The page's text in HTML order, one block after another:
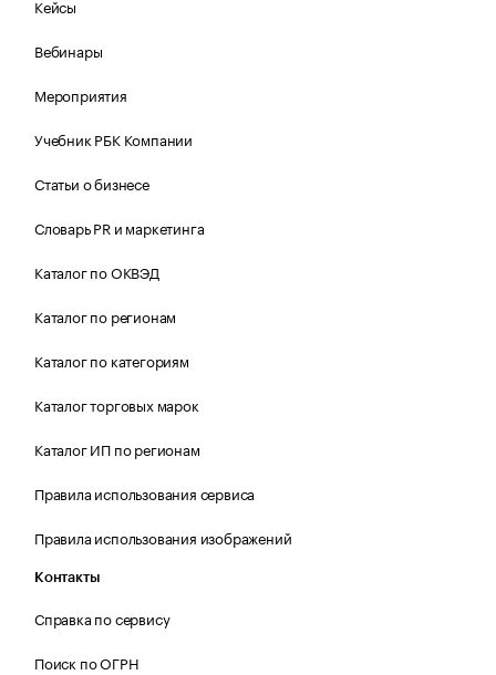
Кейсы
Вебинары
Мероприятия
Учебник РБК Компании
Статьи о бизнесе
Словарь PR и маркетинга
Каталог по ОКВЭД
Каталог по регионам
Каталог по категориям
Каталог торговых марок
Каталог ИП по регионам
Правила использования сервиса
Правила использования изображений
Контакты
Справка по сервису
Поиск по ОГРН